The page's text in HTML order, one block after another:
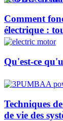
Comment
électrique :
Qu'est-ce
Techniques
de vie des